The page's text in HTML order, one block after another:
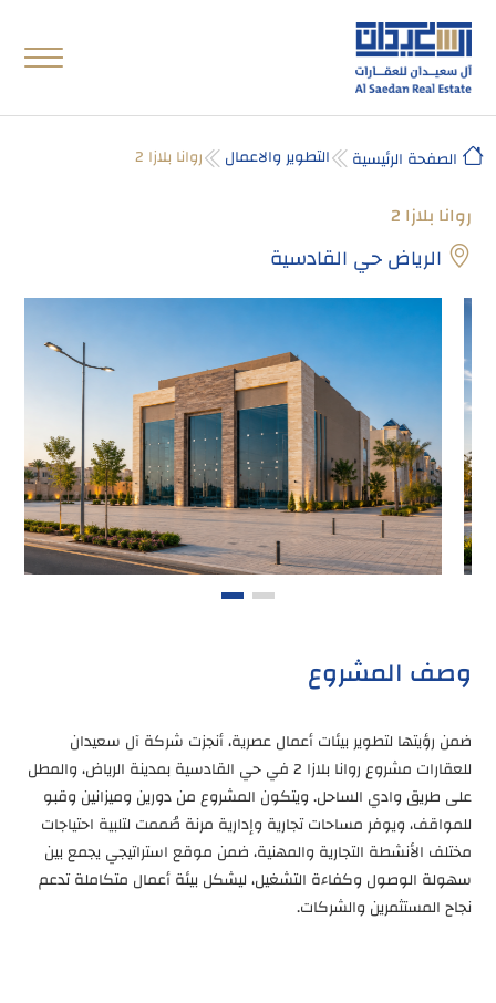
الصفحة الرئيسية التطوير والاعمال روانا بلازا 2
روانا بلازا 2
الرياض حي القادسية
وصف المشروع
ضمن رؤيتها لتطوير بيئات أعمال عصرية، أنجزت شركة آل سعيدان
للعقارات مشروع روانا بلازا 2 في حي القادسية بمدينة الرياض، والمطل
على طريق وادي الساحل. ويتكون المشروع من دورين وميزانين وقبو
للمواقف، ويوفر مساحات تجارية وإدارية مرنة صُممت لتلبية احتياجات
مختلف الأنشطة التجارية والمهنية، ضمن موقع استراتيجي يجمع بين
سهولة الوصول وكفاءة التشغيل، ليشكل بيئة أعمال متكاملة تدعم
نجاح المستثمرين والشركات.